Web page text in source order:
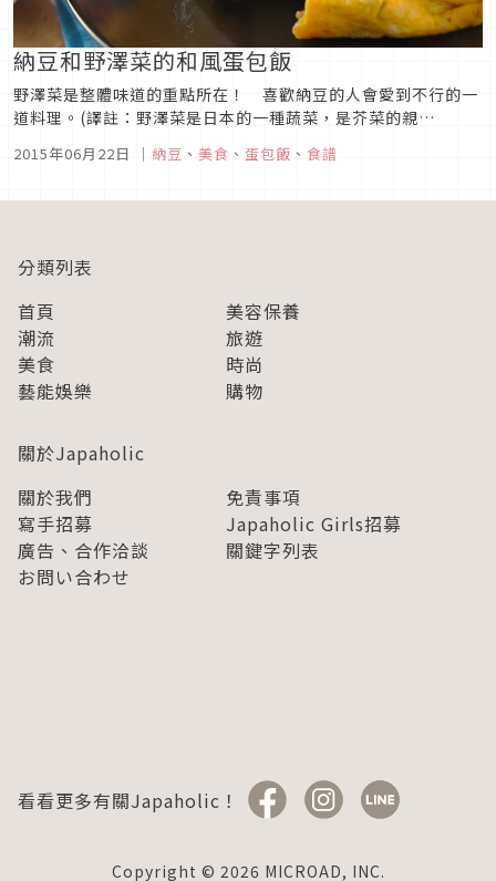
納豆和野澤菜的和風蛋包飯
野澤菜是整體味道的重點所在！ 喜歡納豆的人會愛到不行的一
道料理。(譯註：野澤菜是日本的一種蔬菜，是芥菜的親
--10g白飯----飯碗2碗的份量納豆----1盒・胡椒鹽----少許・
2015年06月22日 ｜ 納豆 、 美食 、 蛋包飯 、 食譜
分類列表
首頁
美容保養
潮流
旅遊
美食
時尚
藝能娛樂
購物
關於Japaholic
關於我們
免責事項
寫手招募
Japaholic Girls招募
廣告、合作洽談
關鍵字列表
お問い合わせ
看看更多有關Japaholic！
Copyright © 2026 MICROAD, INC.